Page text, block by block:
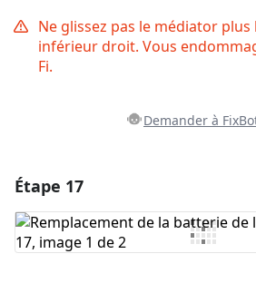
Ne glissez pas le médiator
inférieur droit. Vous
Fi.
Demander à
Ajouter un commentaire
Étape 17